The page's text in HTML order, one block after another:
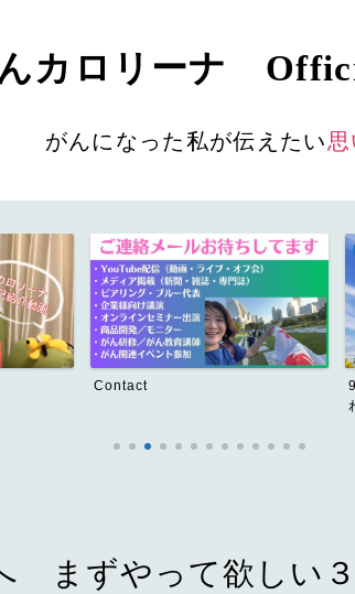
カロリーナ
がんになった私が伝えたい思
Contact
まずやって欲しい